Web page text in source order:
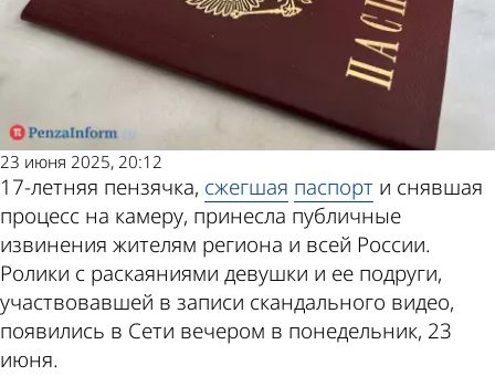
23 июня 2025, 20:12
17-летняя пензячка, сжегшая паспорт и снявшая
процесс на камеру, принесла публичные
извинения жителям региона и всей России.
Ролики с раскаяниями девушки и ее подруги,
участвовавшей в записи скандального видео,
появились в Сети вечером в понедельник, 23
июня.